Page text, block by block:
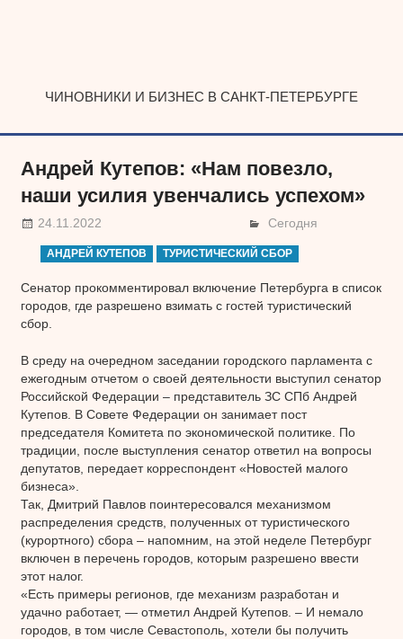
ЧИНОВНИКИ И БИЗНЕС В САНКТ-ПЕТЕРБУРГЕ
Андрей Кутепов: «Нам повезло,
наши усилия увенчались успехом»
24.11.2022 Сегодня
АНДРЕЙ КУТЕПОВ ТУРИСТИЧЕСКИЙ СБОР
Сенатор прокомментировал включение Петербурга в список
городов, где разрешено взимать с гостей туристический
сбор.
В среду на очередном заседании городского парламента с
ежегодным отчетом о своей деятельности выступил сенатор
Российской Федерации – представитель ЗС СПб Андрей
Кутепов. В Совете Федерации он занимает пост
председателя Комитета по экономической политике. По
традиции, после выступления сенатор ответил на вопросы
депутатов, передает корреспондент «Новостей малого
бизнеса».
Так, Дмитрий Павлов поинтересовался механизмом
распределения средств, полученных от туристического
(курортного) сбора – напомним, на этой неделе Петербург
включен в перечень городов, которым разрешено ввести
этот налог.
«Есть примеры регионов, где механизм разработан и
удачно работает, — отметил Андрей Кутепов. – И немало
городов, в том числе Севастополь, хотели бы получить